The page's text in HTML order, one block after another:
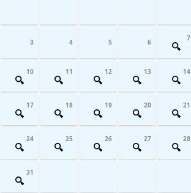
3 4 5 6 7
10 11 12 13 14
17 18 19 20 21
24 25 26 27 28
31